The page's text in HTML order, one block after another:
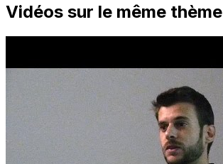
Vidéos sur le même thème